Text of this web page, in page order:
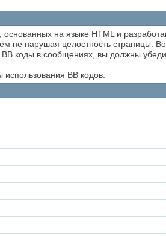
основанных на языке HTML и
не нарушая целостность страницы.
коды в сообщениях, вы должны
BB кодов.